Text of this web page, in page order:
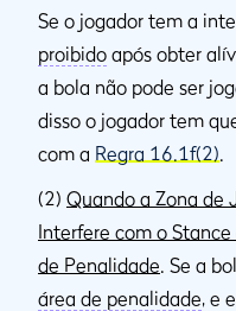
Se o jogador tem a
proibido após obter
a bola não pode ser
disso o jogador tem
com a Regra 16.1f(2)
(2) Quando a Zona de
Interfere com o
de Penalidade . Se a
área de penalidade, e